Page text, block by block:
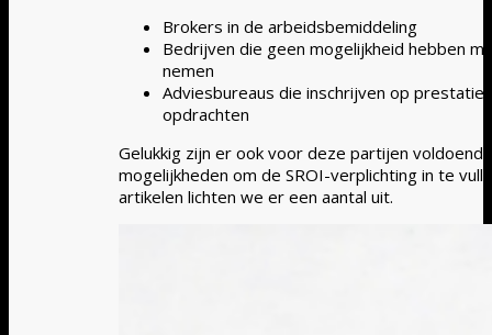
Brokers in de arbeidsbemiddeling
Bedrijven die geen mogelijkheid hebben
nemen
Adviesbureaus die inschrijven op
opdrachten
Gelukkig zijn er ook voor deze partijen voldoende
mogelijkheden om de SROI-verplichting in te
artikelen lichten we er een aantal uit.